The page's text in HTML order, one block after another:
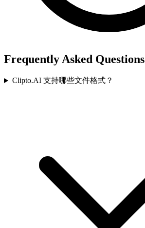
Frequently Asked Questions
Clipto.AI 支持哪些文件格式？